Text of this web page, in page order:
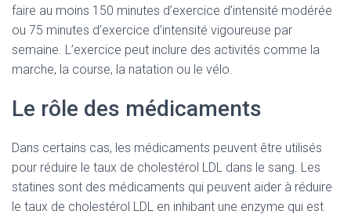
faire au moins 150 minutes d’exercice d’intensité modérée
ou 75 minutes d’exercice d’intensité vigoureuse par
semaine. L’exercice peut inclure des activités comme la
marche, la course, la natation ou le vélo.
Le rôle des médicaments
Dans certains cas, les médicaments peuvent être utilisés
pour réduire le taux de cholestérol LDL dans le sang. Les
statines sont des médicaments qui peuvent aider à réduire
le taux de cholestérol LDL en inhibant une enzyme qui est